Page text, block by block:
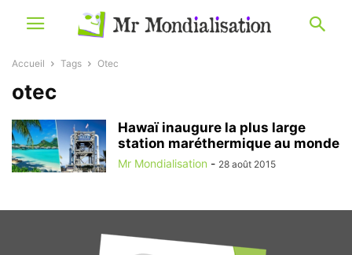
Accueil Tags Otec
otec
Hawaï inaugure la plus large
station maréthermique au monde
Mr Mondialisation - 28 août 2015